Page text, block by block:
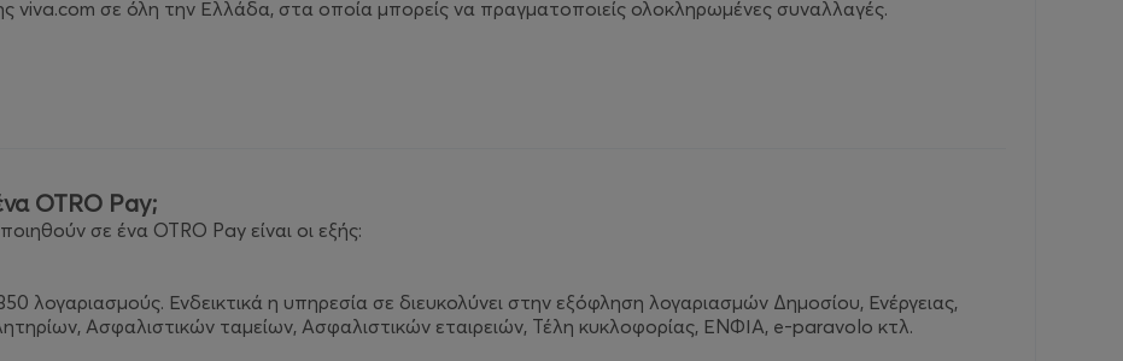
viva.com σε όλη την Ελλάδα, στα οποία μπορείς να πραγματοποιείς ολοκληρωμένες συναλλαγές.
OTRO Pay;
σε ένα OTRO Pay είναι οι εξής:
λογαριασμούς. Ενδεικτικά η υπηρεσία σε διευκολύνει στην εξόφληση λογαριασμών Δημοσίου, Ενέργειας,
Ασφαλιστικών ταμείων, Ασφαλιστικών εταιρειών, Τέλη κυκλοφορίας, ΕΝΦΙΑ, e-paravolo κτλ.